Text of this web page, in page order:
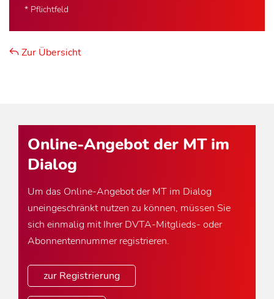
* Pflichtfeld
Zur Übersicht
Online-Angebot der MT im
Dialog
Um das Online-Angebot der MT im Dialog
uneingeschränkt nutzen zu können, müssen Sie
sich einmalig mit Ihrer DVTA-Mitglieds- oder
Abonnentennummer registrieren.
zur Registrierung